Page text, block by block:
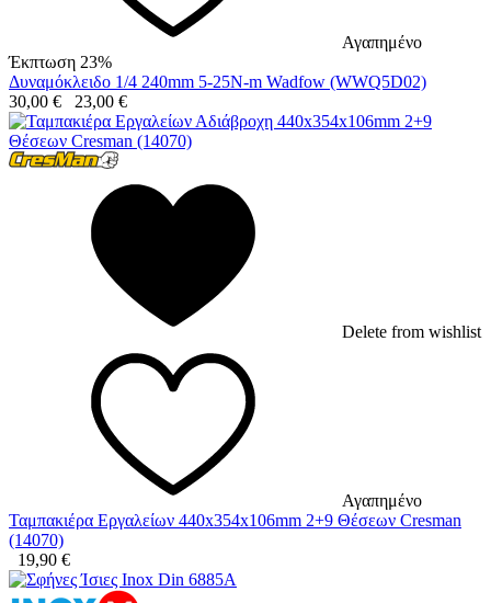
Αγαπημένο
Έκπτωση 23%
Δυναμόκλειδο 1/4 240mm 5-25N-m Wadfow (WWQ5D02)
30,00 € 23,00 €
Delete from wishlist
Αγαπημένο
Ταμπακιέρα Εργαλείων 440x354x106mm 2+9 Θέσεων Cresman
(14070)
19,90 €